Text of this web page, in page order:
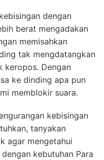
dengan
berat mengadakan
memisahkan
tak mengdatangkan
keropos. Dengan
ke dinding apa pun
memblokir suara.
kebisingan
tanyakan
agar mengetahui
kebutuhan Para